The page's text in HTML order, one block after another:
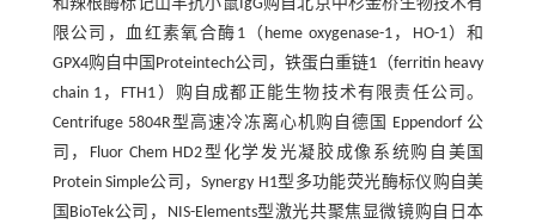
和辣根酶标记山羊抗小鼠IgG购自北京中杉金桥生物技术有
限公司，血红素氧合酶1（heme oxygenase-1，HO-1）和
GPX4购自中国Proteintech公司，铁蛋白重链1（ferritin heavy
chain 1，FTH1）购自成都正能生物技术有限责任公司。
Centrifuge 5804R型高速冷冻离心机购自德国 Eppendorf 公
司，Fluor Chem HD2型化学发光凝胶成像系统购自美国
Protein Simple公司，Synergy H1型多功能荧光酶标仪购自美
国BioTek公司，NIS-Elements型激光共聚焦显微镜购自日本